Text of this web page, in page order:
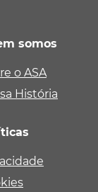
somos
o ASA
História